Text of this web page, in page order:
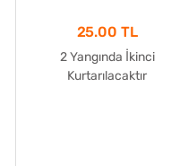
25.00 TL
2 Yangında İkinci
Kurtarılacaktır